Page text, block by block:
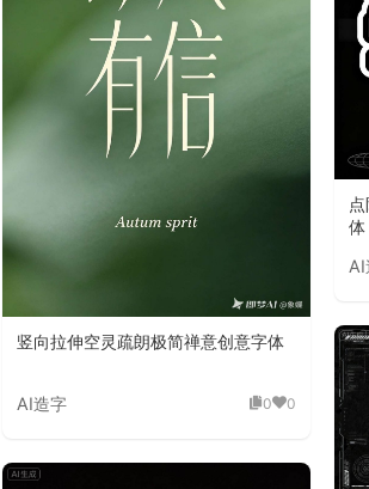
竖向拉伸空灵疏朗极简禅意创意字体
AI造字 0 0
体
AI